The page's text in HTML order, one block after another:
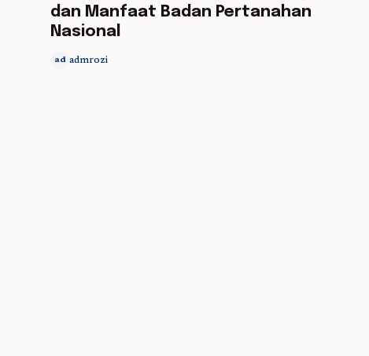
dan Manfaat Badan Pertanahan
Nasional
ad admrozi